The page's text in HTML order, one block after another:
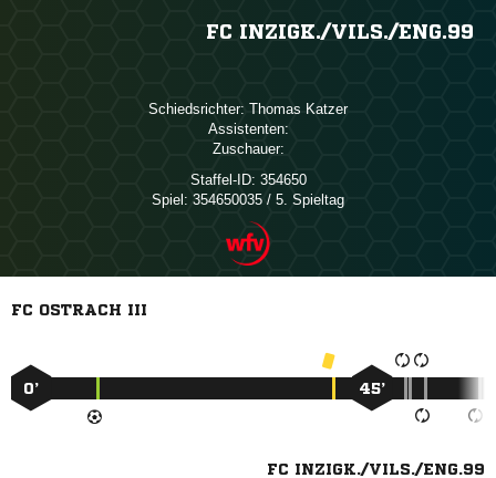
FC INZIGK./​VILS./​ENG.99
Schiedsrichter:  
Assistenten:
Zuschauer:
Staffel-ID: 354650
Spiel: 354650035 / 5. Spieltag
FC OSTRACH III
0’ 45’
FC INZIGK./VILS./ENG.99